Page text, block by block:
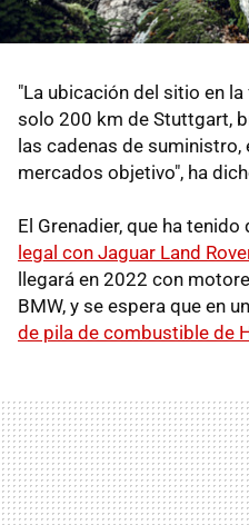
"La ubicación del sitio en
solo 200 km de Stuttgart,
las cadenas de
mercados objetivo", ha
El Grenadier, que ha
legal con Jaguar Land
llegará en 2022 con
BMW, y se espera que en
de pila de combustible de